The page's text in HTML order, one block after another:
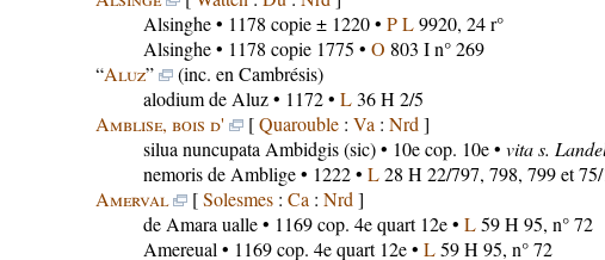
Alsinghe• 1178 copie ± 1220 • P L9920, 24 r°
Alsinghe• 1178 copie 1775 • O 803 I n° 269
“Aluz”
(inc. en Cambrésis)
alodium de Aluz• 1172 • L36 H 2/5
Amblise, bois d'
[Quarouble: Va : Nrd ]
silua nuncupata Ambidgis(sic) • 10e cop. 10e • vita s.
nemoris de Amblige• 1222 • L28 H 22/797, 798, 799 et
Amerval
[Solesmes: Ca : Nrd ]
de Amara ualle• 1169 cop. 4e quart 12e • L59 H 95, n° 72
Amereual • 1169 cop. 4e quart 12e • L59 H 95, n° 72